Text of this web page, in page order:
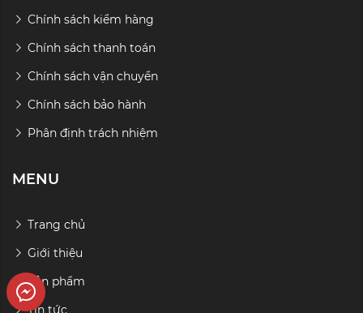
Chính sách kiểm hàng
Chính sách thanh toán
Chính sách vận chuyển
Chính sách bảo hành
Phân định trách nhiệm
MENU
Trang chủ
Giới thiệu
Sản phẩm
Tin tức